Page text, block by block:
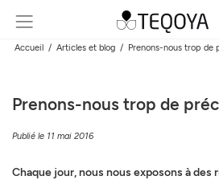
Accueil Articles et blog Prenons-nous trop de
Prenons-nous trop de
Publié le 11 mai 2016
Chaque jour,nous nous exposons à des